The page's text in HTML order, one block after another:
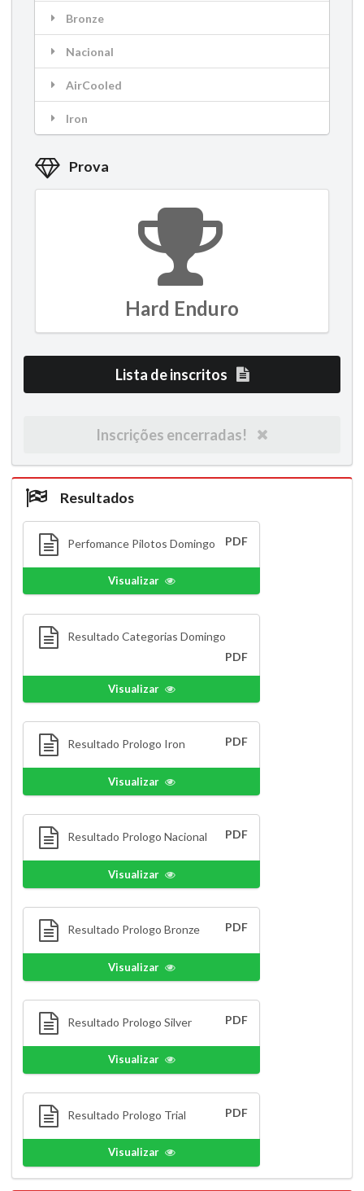
Bronze
Nacional
AirCooled
Iron
Prova
Hard Enduro
Lista de inscritos
Inscrições encerradas!
Resultados
Perfomance Pilotos Domingo PDF
Visualizar
Resultado Categorias Domingo
PDF
Visualizar
Resultado Prologo Iron PDF
Visualizar
Resultado Prologo Nacional PDF
Visualizar
Resultado Prologo Bronze PDF
Visualizar
Resultado Prologo Silver PDF
Visualizar
Resultado Prologo Trial PDF
Visualizar